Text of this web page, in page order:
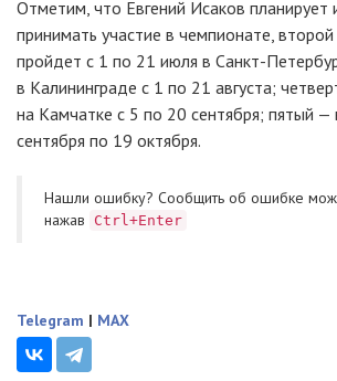
Отметим, что Евгений Исаков планирует
принимать участие в чемпионате,
пройдет с 1 по 21 июля в Санкт-
в Калининграде с 1 по 21 августа;
на Камчатке с 5 по 20 сентября; пятый —
сентября по 19 октября.
Нашли ошибку? Cообщить об ошибке
нажав
Ctrl+Enter
Telegram | MAX